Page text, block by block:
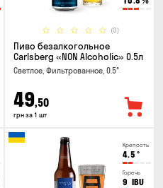
(0)
Пиво безалкогольное
Carlsberg «NON Alcoholic» 0.5л
Светлое, Фильтрованное, 0.5°
49,50
грн за 1 шт
Крепость
4.5 °
Горечь
9 IBU